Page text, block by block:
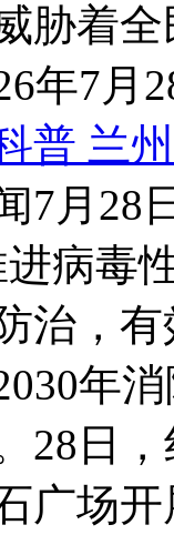
胁着
年7月
普 兰
7月28
进病毒
治，
年
28日
广场